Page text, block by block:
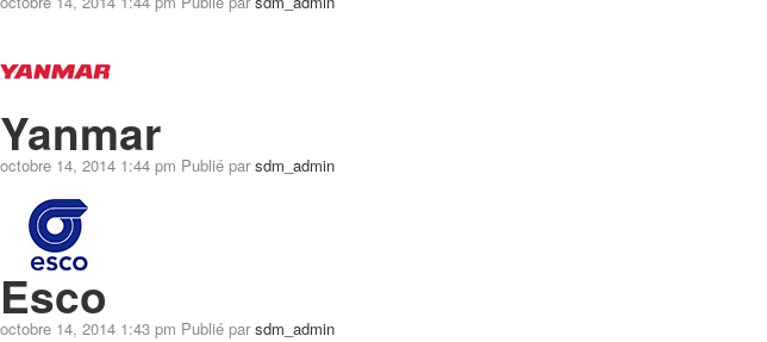
Yanmar
octobre 14, 2014 1:44 pm Publié par sdm_admin
Esco
octobre 14, 2014 1:43 pm Publié par sdm_admin